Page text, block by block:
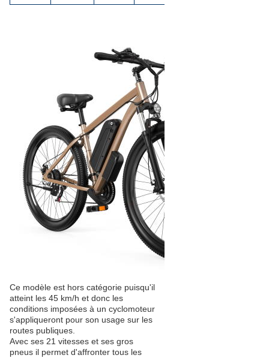
Ce modèle est hors catégorie puisqu'il
atteint les 45 km/h et donc les
conditions imposées à un cyclomoteur
s'appliqueront pour son usage sur les
routes publiques.
Avec ses 21 vitesses et ses gros
pneus il permet d'affronter tous les